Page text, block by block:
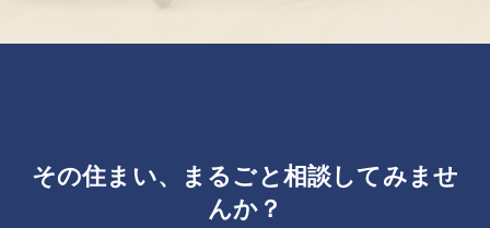
その住まい、まるごと相談してみませ
んか？